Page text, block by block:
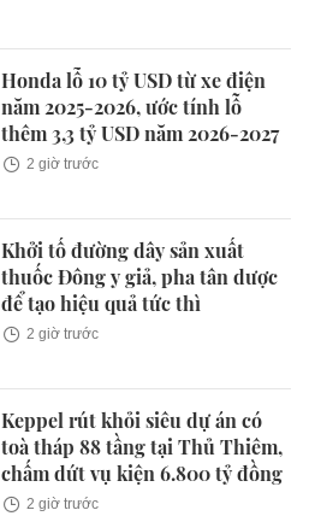
Honda lỗ 10 tỷ USD từ xe điện
năm 2025-2026, ước tính lỗ
thêm 3,3 tỷ USD năm 2026-2027
2 giờ trước
Khởi tố đường dây sản xuất
thuốc Đông y giả, pha tân dược
để tạo hiệu quả tức thì
2 giờ trước
Keppel rút khỏi siêu dự án có
toà tháp 88 tầng tại Thủ Thiêm,
chấm dứt vụ kiện 6.800 tỷ đồng
2 giờ trước